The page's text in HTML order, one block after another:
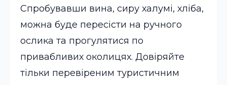
Спробувавши вина, сиру халумі, хліба,
можна буде пересісти на ручного
ослика та прогулятися по
привабливих околицях. Довіряйте
тільки перевіреним туристичним